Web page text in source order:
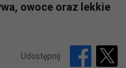
owoce oraz lekkie
Udostępnij